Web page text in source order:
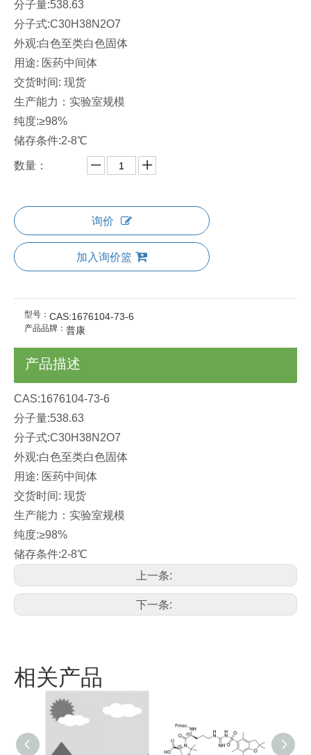
分子量:538.63
分子式:C30H38N2O7
外观:白色至类白色固体
用途: 医药中间体
交货时间: 现货
生产能力：实验室规模
纯度:≥98%
储存条件:2-8℃
数量：
询价
加入询价篮
型号： CAS:1676104-73-6
产品品牌： 普康
产品描述
CAS:1676104-73-6
分子量:538.63
分子式:C30H38N2O7
外观:白色至类白色固体
用途: 医药中间体
交货时间: 现货
生产能力：实验室规模
纯度:≥98%
储存条件:2-8℃
上一条:
下一条:
相关产品